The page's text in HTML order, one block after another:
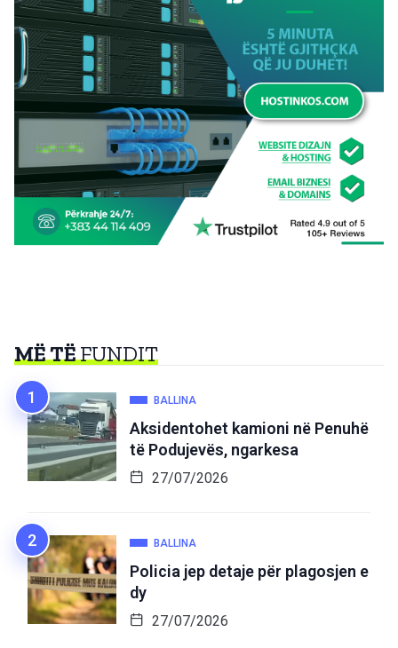
MË TËFUNDIT
BALLINA
Aksidentohet kamioni në Penuhë
të Podujevës, ngarkesa
27/07/2026
BALLINA
Policia jep detaje për plagosjen e
dy
27/07/2026